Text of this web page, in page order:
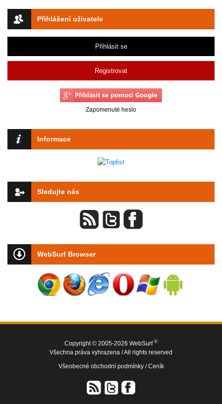
Přihlášení uživatele
Přihlásit se
Registrovat
Zapomenuté heslo
Informace
Sledujte nás
WebSurf Browser
Copyright © 2005-2026 WebSurf ®
Všechna práva vyhrazena / All rights reserved
Všeobecné obchodní podmínky /Ceník